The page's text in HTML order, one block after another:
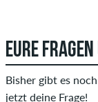
EURE
Bisher gibt es
jetzt deine Frage!